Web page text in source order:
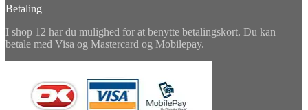
Betaling
I shop 12 har du mulighed for at benytte betalingskort. Du kan
betale med Visa og Mastercard og Mobilepay.